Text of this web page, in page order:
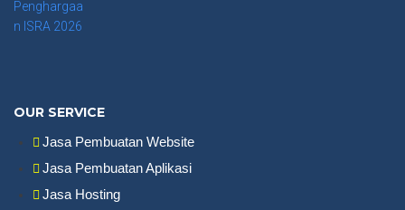
OUR SERVICE
Jasa Pembuatan Website
Jasa Pembuatan Aplikasi
Jasa Hosting